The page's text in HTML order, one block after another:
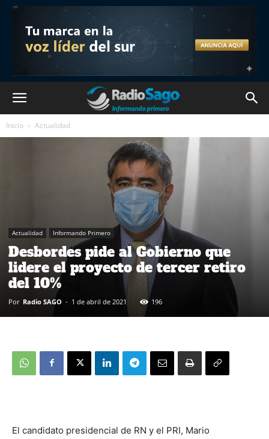
Inicio Actualidad
Actualidad Informando Primero
Desbordes pide al Gobierno que
lidere el proyecto de tercer retiro
del 10%
Por Radio SAGO - 1 de abril de 2021 196
El candidato presidencial de RN y el PRI, Mario